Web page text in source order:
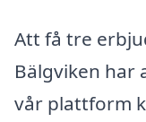
Att få tre
Bälgviken har
vår plattform